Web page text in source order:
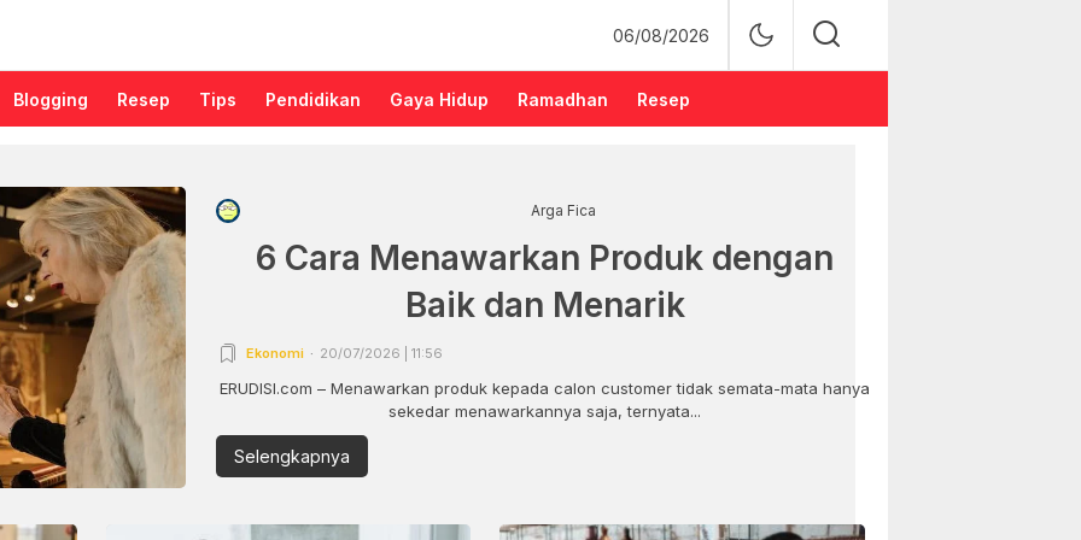
06/08/2026
Blogging Resep Tips Pendidikan Gaya Hidup Ramadhan Resep
Arga Fica
6 Cara Menawarkan Produk dengan
Baik dan Menarik
Ekonomi 20/07/2026 | 11:56
ERUDISI.com – Menawarkan produk kepada calon customer tidak semata-mata hanya
sekedar menawarkannya saja, ternyata...
Selengkapnya